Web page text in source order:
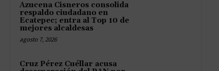
Azucena Cisneros consolida
respaldo ciudadano en
Ecatepec; entra al Top 10 de
mejores alcaldesas
agosto 7, 2026
Cruz Pérez Cuéllar acusa